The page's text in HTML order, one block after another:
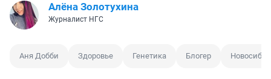
Алёна Золотухина
Журналист НГС
Аня Добби Здоровье Генетика Блогер